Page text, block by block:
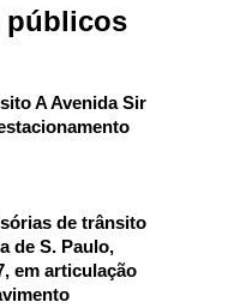
públicos
A Avenida Sir
de trânsito
de S. Paulo,
em articulação